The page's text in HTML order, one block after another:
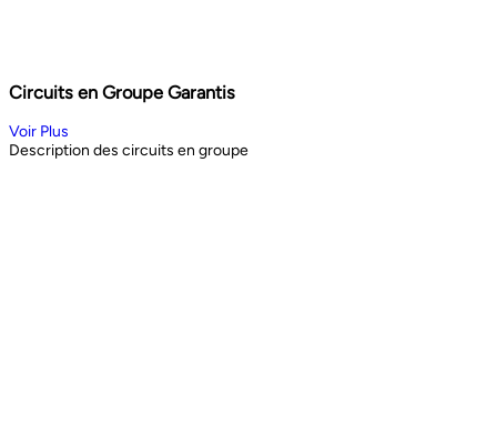
Circuits en Groupe Garantis
Voir Plus
Description des circuits en groupe